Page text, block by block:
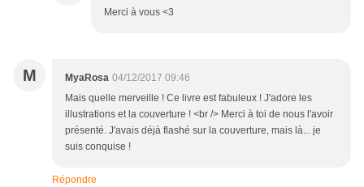
Merci à vous <3
M MyaRosa 04/12/2017 09:46
Mais quelle merveille ! Ce livre est fabuleux ! J'adore les
illustrations et la couverture ! <br /> Merci à toi de nous l'avoir
présenté. J'avais déjà flashé sur la couverture, mais là... je
suis conquise !
Répondre